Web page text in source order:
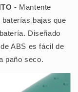
- Mantente
bajas que
Diseñado
ABS es fácil de
paño seco.